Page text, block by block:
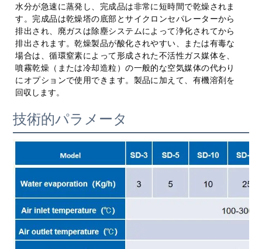
水分が急速に蒸発し、完成品は非常に短時間で乾燥されま
す。完成品は乾燥塔の底部とサイクロンセパレーターから
排出され、廃ガスは除塵システムによって浄化されてから
排出されます。乾燥製品が酸化されやすい、または有毒な
場合は、循環窒素によって形成された不活性ガス媒体を、
噴霧乾燥（または冷却造粒）の一般的な空気媒体の代わり
にオプションで使用できます。製品に加えて、有機溶剤を
回収します。
技術的パラメータ